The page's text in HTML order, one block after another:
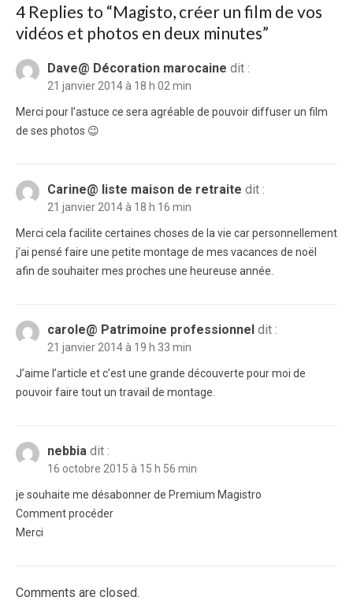
4 Replies to “Magisto, créer un film de vos
vidéos et photos en deux minutes”
Dave@ Décoration marocaine dit :
21 janvier 2014 à 18 h 02 min
Merci pour l’astuce ce sera agréable de pouvoir diffuser un film
de ses photos 😉
Carine@ liste maison de retraite dit :
21 janvier 2014 à 18 h 16 min
Merci cela facilite certaines choses de la vie car personnellement
j’ai pensé faire une petite montage de mes vacances de noël
afin de souhaiter mes proches une heureuse année.
carole@ Patrimoine professionnel dit :
21 janvier 2014 à 19 h 33 min
J’aime l’article et c’est une grande découverte pour moi de
pouvoir faire tout un travail de montage.
nebbia dit :
16 octobre 2015 à 15 h 56 min
je souhaite me désabonner de Premium Magistro
Comment procéder
Merci
Comments are closed.